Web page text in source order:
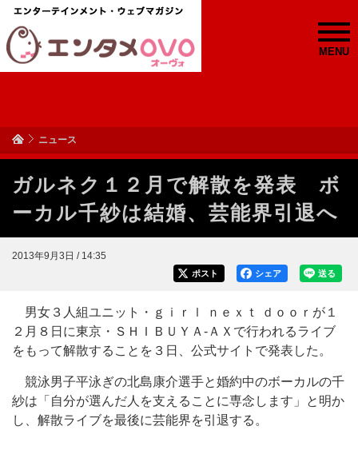
MENU
ニュース
ガルネク１２月で解散を発表 ボ
ーカル千紗は結婚、芸能界引退へ
2013年9月3日 / 14:35
送る
シェア
ポスト
男女３人組ユニット・ｇｉｒｌ ｎｅｘｔ ｄｏｏｒが１
２月８日に東京・ＳＨＩＢＵＹＡ-ＡＸで行われるライブ
をもって解散することを３日、公式サイトで発表した。
競泳男子平泳ぎの北島康介選手と婚約中のボーカルの千
紗は「自分が選んだ人を支えることに専念します」と明か
し、解散ライブを最後に芸能界を引退する。